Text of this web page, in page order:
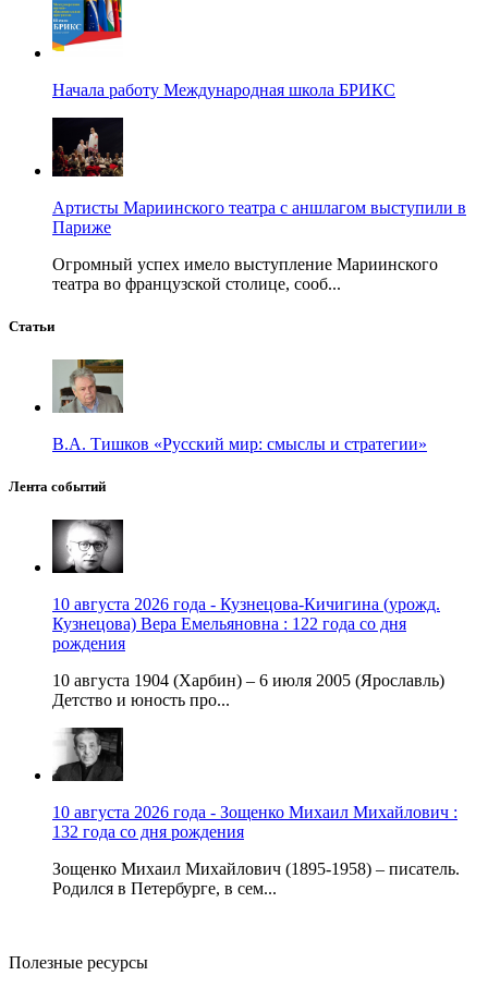
Начала работу Международная школа БРИКС
Артисты Мариинского театра с аншлагом выступили в
Париже
Огромный успех имело выступление Мариинского
театра во французской столице, сооб...
Статьи
В.А. Тишков «Русский мир: смыслы и стратегии»
Лента событий
10 августа 2026 года - Кузнецова-Кичигина (урожд.
Кузнецова) Вера Емельяновна : 122 года со дня
рождения
10 августа 1904 (Харбин) – 6 июля 2005 (Ярославль)
Детство и юность про...
10 августа 2026 года - Зощенко Михаил Михайлович :
132 года со дня рождения
Зощенко Михаил Михайлович (1895-1958) – писатель.
Родился в Петербурге, в сем...
Полезные ресурсы